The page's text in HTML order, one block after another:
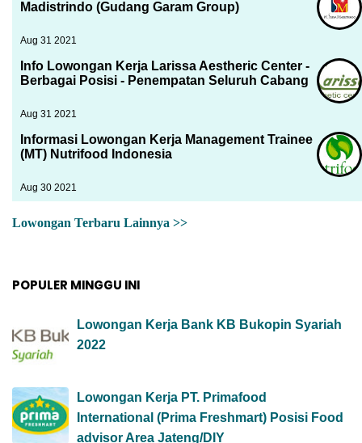
Madistrindo (Gudang Garam Group)
Aug 31 2021
Info Lowongan Kerja Larissa Aestheric Center -
Berbagai Posisi - Penempatan Seluruh Cabang
Aug 31 2021
Informasi Lowongan Kerja Management Trainee
(MT) Nutrifood Indonesia
Aug 30 2021
Lowongan Terbaru Lainnya >>
POPULER MINGGU INI
Lowongan Kerja Bank KB Bukopin Syariah
2022
Lowongan Kerja PT. Primafood
International (Prima Freshmart) Posisi Food
advisor Area Jateng/DIY